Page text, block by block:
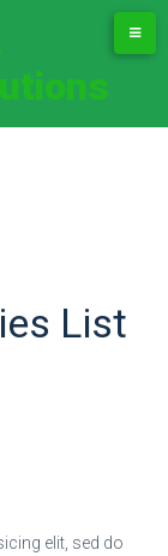
List
elit, sed do